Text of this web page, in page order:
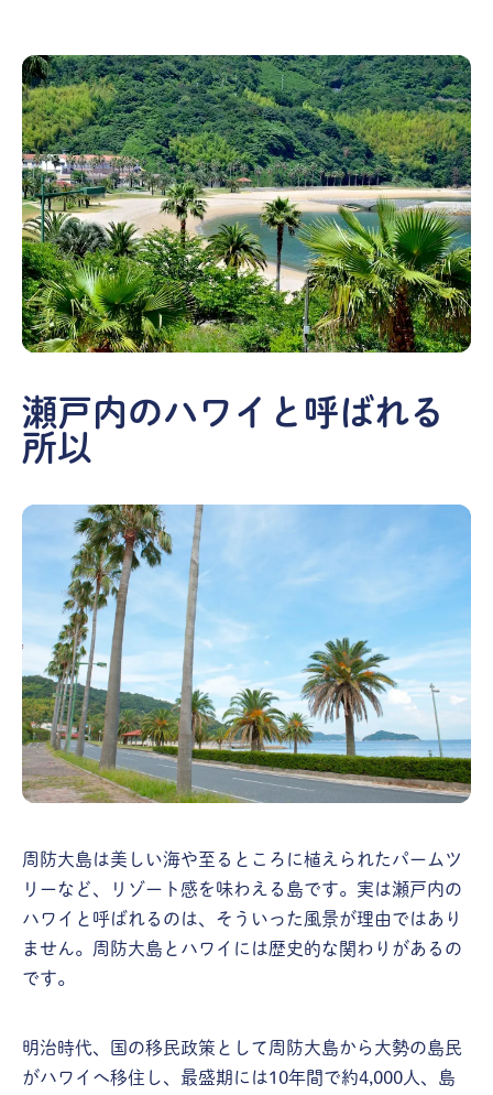
瀬戸内のハワイと呼ばれる
所以
周防大島は美しい海や至るところに植えられたパームツ
リーなど、リゾート感を味わえる島です。実は瀬戸内の
ハワイと呼ばれるのは、そういった風景が理由ではあり
ません。周防大島とハワイには歴史的な関わりがあるの
です。
明治時代、国の移民政策として周防大島から大勢の島民
がハワイへ移住し、最盛期には10年間で約4,000人、島